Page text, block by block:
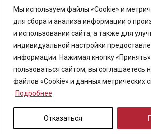
Мы используем файлы «Cookie» и
для сбора и анализа информации о
и использовании сайта, а также для
индивидуальной настройки
информации. Нажимая кнопку
пользоваться сайтом, вы соглашаетесь
файлов «Cookie» и данных метрических
Подробнее
Отказаться
Copyright © 2025 Ассоциация
партнерство содействия развитию
«Центр страховой
Правила
Политика